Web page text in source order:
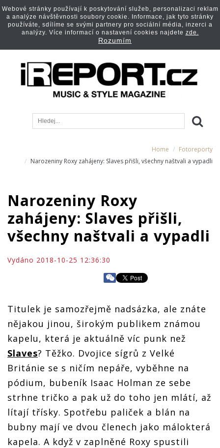
Home
Fotoreporty
Narozeniny Roxy zahájeny: Slaves přišli, všechny naštvali a vypadli
Narozeniny Roxy
zahájeny: Slaves přišli,
všechny naštvali a vypadli
Vydáno 2018-10-25 12:36:30
Titulek je samozřejmě nadsázka, ale znáte
nějakou jinou, širokým publikem známou
kapelu, která je aktuálně víc punk než
Slaves? Těžko. Dvojice sígrů z Velké
Británie se s ničím nepáře, vyběhne na
pódium, bubeník Isaac Holman ze sebe
strhne tričko a pak už do toho jen mlátí, až
lítají třísky. Spotřebu paliček a blán na
bubny mají ve dvou členech jako málokterá
kapela. A když v zaplněné Roxy spustili
Webové stránky používají k poskytování služeb, personalizaci reklam
a analýze návštěvnosti soubory cookie. Informace, jak tyto stránky
používáte, sdílíme se svými partnery pro sociální média, inzerci a
analýzy. Více informací o nastavení cookies najdete zde.
Rozumím